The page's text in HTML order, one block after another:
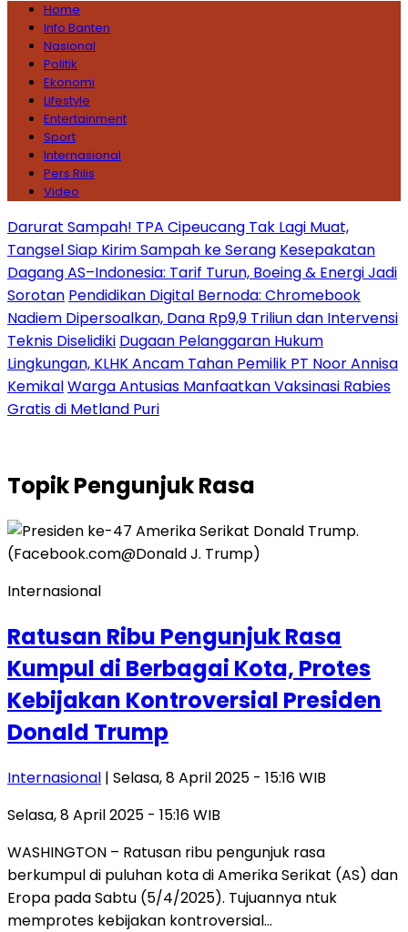
Home
Info Banten
Nasional
Politik
Ekonomi
Lifestyle
Entertainment
Sport
Internasional
Pers Rilis
Video
Darurat Sampah! TPA Cipeucang Tak Lagi Muat,
Tangsel Siap Kirim Sampah ke Serang Kesepakatan
Dagang AS–Indonesia: Tarif Turun, Boeing & Energi Jadi
Sorotan Pendidikan Digital Bernoda: Chromebook
Nadiem Dipersoalkan, Dana Rp9,9 Triliun dan Intervensi
Teknis Diselidiki Dugaan Pelanggaran Hukum
Lingkungan, KLHK Ancam Tahan Pemilik PT Noor Annisa
KemikalWarga Antusias Manfaatkan Vaksinasi Rabies
Gratis di Metland Puri
TopikPengunjuk Rasa
Internasional
Ratusan Ribu Pengunjuk Rasa
Kumpul di Berbagai Kota, Protes
Kebijakan Kontroversial Presiden
Donald Trump
Internasional | Selasa, 8 April 2025 - 15:16 WIB
Selasa, 8 April 2025 - 15:16 WIB
WASHINGTON – Ratusan ribu pengunjuk rasa
berkumpul di puluhan kota di Amerika Serikat (AS) dan
Eropa pada Sabtu (5/4/2025). Tujuannya ntuk
memprotes kebijakan kontroversial…